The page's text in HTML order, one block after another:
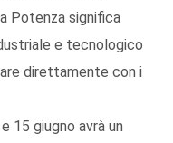
Potenza significa
e tecnologico
direttamente con i
15 giugno avrà un